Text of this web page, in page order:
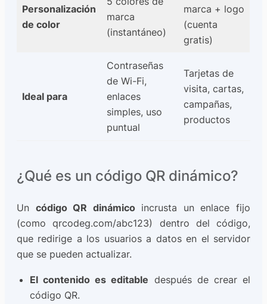
Personalización
de color
marca
(instantáneo)
marca + logo
(cuenta
gratis)
Ideal para
Contraseñas
de Wi-Fi,
enlaces
simples, uso
puntual
Tarjetas de
visita, cartas,
campañas,
productos
¿Qué es un código QR dinámico?
Un código QR dinámicoincrusta un enlace fijo
(como qrcodeg.com/abc123) dentro del código,
que redirige a los usuarios a datos en el servidor
que se pueden actualizar.
El contenido es editable después de crear el
código QR.